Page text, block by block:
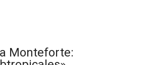
Monteforte: